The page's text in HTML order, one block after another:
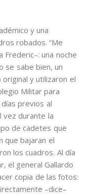
y una
robados. “Me
Frederic–: una noche
se sabe bien, un
y utilizaron el
Militar para
previos al
vez durante la
de cadetes que
que bajaran el
los cuadros. Al día
el general Gallardo
copia de las fotos:
–dice–